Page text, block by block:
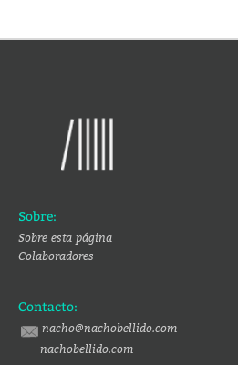
Sobre:
Sobre esta página
Colaboradores
Contacto:
nacho@nachobellido.com
nachobellido.com